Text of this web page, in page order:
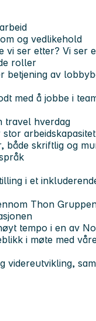
og vedlikehold
vi ser etter? Vi ser
roller
betjening av
med å jobbe i
travel hverdag
arbeidskapasitet
både skriftlig og
i et
Thon
tempo i en av
i møte med
videreutvikling,